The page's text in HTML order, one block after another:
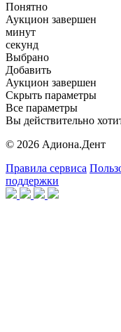
Понятно
Аукцион завершен
минут
секунд
Выбрано
Добавить
Аукцион завершен
Скрыть параметры
Все параметры
Вы действительно
© 2026 Адиона.Дент
Правила сервиса
поддержки